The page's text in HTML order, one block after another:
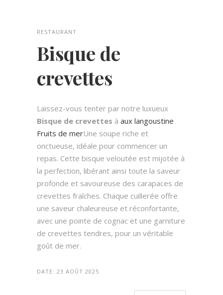
RESTAURANT
Bisque de
crevettes
Laissez-vous tenter par notre luxueux
Bisque de crevettes à aux langoustine
Fruits de merUne soupe riche et
onctueuse, idéale pour commencer un
repas. Cette bisque veloutée est mijotée à
la perfection, libérant ainsi toute la saveur
profonde et savoureuse des carapaces de
crevettes fraîches. Chaque cuillerée offre
une saveur chaleureuse et réconfortante,
avec une pointe de cognac et une garniture
de crevettes tendres, pour un véritable
goût de mer.
DATE: 23 AOÛT 2025